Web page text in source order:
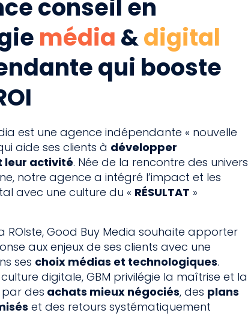
conseil en
média &digital
qui booste
est une agence indépendante « nouvelle
aide ses clients à développer
leur activité. Née de la rencontre des univers
notre agence a intégré l’impact et les
avec une culture du « RÉSULTAT »
ROIste, Good Buy Media souhaite apporter
aux enjeux de ses clients avec une
ses choix médias et technologiques.
digitale, GBM privilégie la maîtrise et la
des achats mieux négociés, des plans
et des retours systématiquement